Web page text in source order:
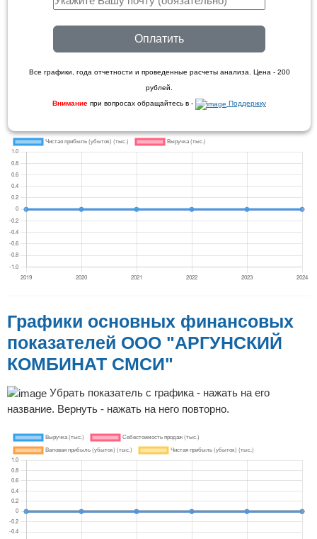
Оплатить
Все графики, года отчетности и проведенные расчеты анализа. Цена - 200
рублей.
Внимание при вопросах обращайтесь в - Поддержку
Графики основных финансовых
показателей ООО "АРГУНСКИЙ
КОМБИНАТ СМСИ"
Убрать показатель с графика - нажать на его
название. Вернуть - нажать на него повторно.